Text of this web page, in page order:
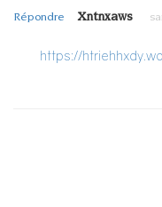
Xntnxaws
Répondre
https://